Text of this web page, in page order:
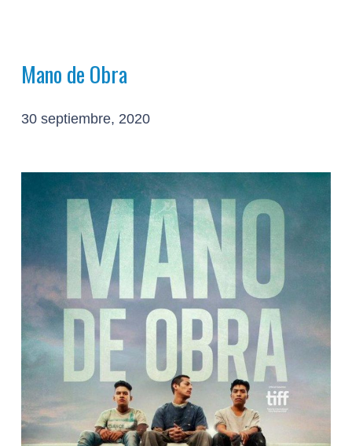
Mano de Obra
30 septiembre, 2020